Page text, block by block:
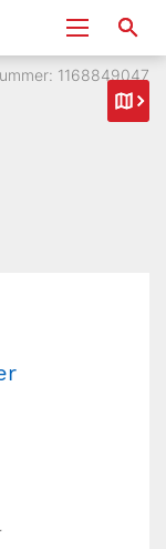
1168849047